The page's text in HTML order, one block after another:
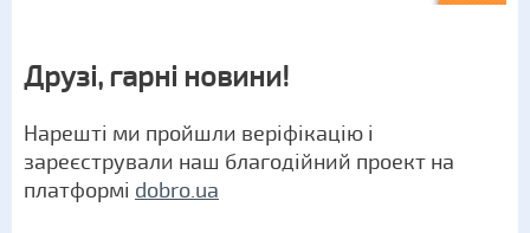
Друзі, гарні новини!
Нарешті ми пройшли веріфікацію і
зареєстрували наш благодійний проект на
платформі dobro.ua